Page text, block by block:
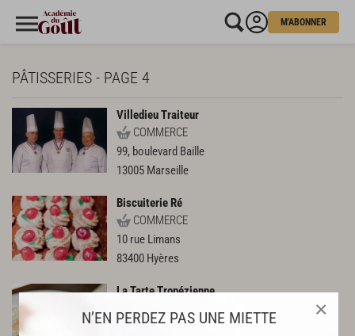
N’EN PERDEZ PAS UNE MIETTE ×
M'ABONNER
PÂTISSERIES - PAGE 4
Villedieu Traiteur
COMMERCE
99, boulevard Baille
13005 Marseille
Biscuiterie Ré
COMMERCE
10 rue Limans
83400 Hyères
La Tarte Tropézienne
36 rue Georges Clémenceau